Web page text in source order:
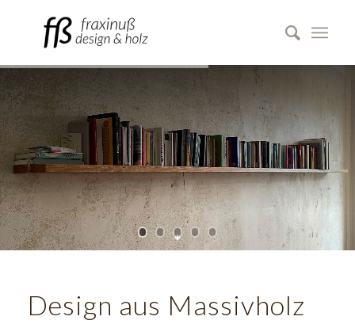
Design aus Massivholz